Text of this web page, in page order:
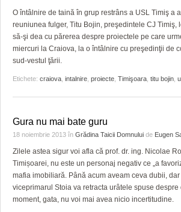
ZIARISTU’ DE TERASĂ
CU OIŞTEA-N KIERKEGAARD
FINANŢĂRI DE LA A LA Z
UNDE MERGEM
FILME DOCUMENTARE
CLIPURI VIDEO
ANUNŢURI
INFO SI UTILE
CULTURA
JUSTITIE
FILME DOCUMENTARE
CLIPURI VIDEO
JOCURI ONLINE
O întâlnire de taină în grup restrâns a USL Timiş a
reuniunea fulger, Titu Bojin, preşedintele CJ Timiş,
să-şi dea cu părerea despre proiectele pe care
miercuri la Craiova, la o întâlnire cu preşedinţii de
sud-vestul ţării.
Etichete: craiova intalnire proiecte Timişoara titu bojin
Gura nu mai bate guru
18 noiembrie 2013 în Grădina Taicii Domnului de Eugen
Zilele astea sigur voi afla că prof. dr. ing. Nicolae
Timișoarei, nu este un personaj negativ ce „a
mafia imobiliară. Până acum aveam ceva dubii,
viceprimarul Stoia va retracta urâtele spuse despre
moment, gata, nu voi mai avea nicio incertitudine.